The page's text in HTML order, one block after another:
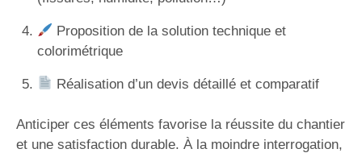
Proposition de la solution technique et
colorimétrique
Réalisation d’un devis détaillé et comparatif
Anticiper ces éléments favorise la réussite du chantier
et une satisfaction durable. À la moindre interrogation,